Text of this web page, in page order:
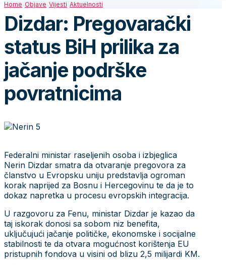
Home Objave Vijesti Aktuelnosti
Dizdar: Pregovarački
status BiH prilika za
jačanje podrške
povratnicima
Federalni ministar raseljenih osoba i izbjeglica
Nerin Dizdar smatra da otvaranje pregovora za
članstvo u Evropsku uniju predstavlja ogroman
korak naprijed za Bosnu i Hercegovinu te da je to
dokaz napretka u procesu evropskih integracija.
U razgovoru za Fenu, ministar Dizdar je kazao da
taj iskorak donosi sa sobom niz benefita,
uključujući jačanje političke, ekonomske i socijalne
stabilnosti te da otvara mogućnost korištenja EU
pristupnih fondova u visini od blizu 2,5 milijardi KM.